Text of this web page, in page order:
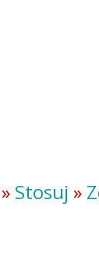
»Stosuj »